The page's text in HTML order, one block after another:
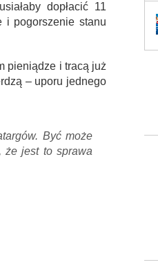
dopłacić 11
i pogorszenie stanu
pieniądze i tracą już
– uporu jednego
Być może
że jest to sprawa